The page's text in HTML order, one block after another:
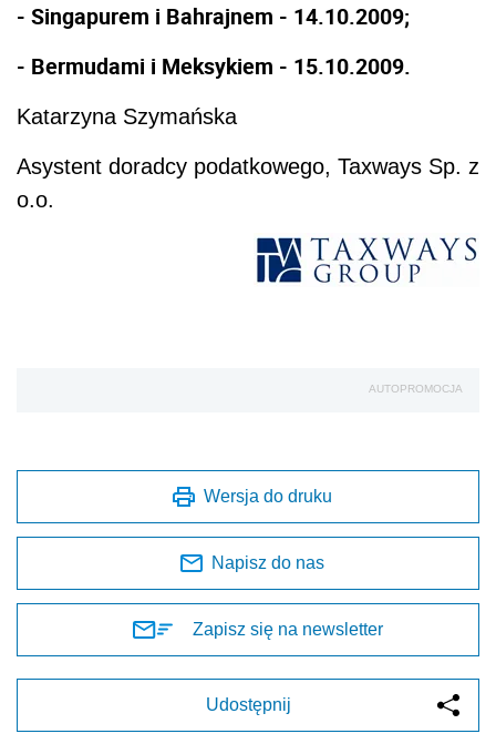
- Singapurem i Bahrajnem - 14.10.2009;
- Bermudami i Meksykiem - 15.10.2009.
Katarzyna Szymańska
Asystent doradcy podatkowego, Taxways Sp. z
o.o.
AUTOPROMOCJA
Wersja do druku
Napisz do nas
Zapisz się na newsletter
Udostępnij